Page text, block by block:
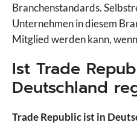
Branchenstandards.
Unternehmen in diesem
Mitglied werden kann,
Ist Trade
Deutschland
Trade Republic ist in